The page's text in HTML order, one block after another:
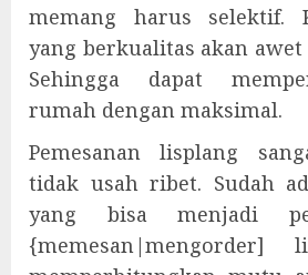
memang harus selektif.
yang berkualitas akan
Sehingga dapat
rumah dengan maksimal.
Pemesanan lisplang
tidak usah ribet. Sudah
yang bisa menjadi
{memesan|mengorder]